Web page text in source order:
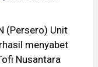
(Persero) Unit
menyabet
Nusantara